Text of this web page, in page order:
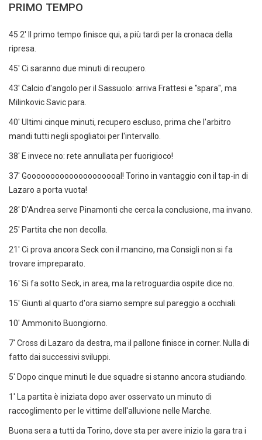
PRIMO TEMPO
45 2' Il primo tempo finisce qui, a più tardi per la cronaca della
ripresa.
45' Ci saranno due minuti di recupero.
43' Calcio d'angolo per il Sassuolo: arriva Frattesi e "spara", ma
Milinkovic Savic para.
40' Ultimi cinque minuti, recupero escluso, prima che l'arbitro
mandi tutti negli spogliatoi per l'intervallo.
38' E invece no: rete annullata per fuorigioco!
37' Goooooooooooooooooooal! Torino in vantaggio con il tap-in di
Lazaro a porta vuota!
28' D'Andrea serve Pinamonti che cerca la conclusione, ma invano.
25' Partita che non decolla.
21' Ci prova ancora Seck con il mancino, ma Consigli non si fa
trovare impreparato.
16' Si fa sotto Seck, in area, ma la retroguardia ospite dice no.
15' Giunti al quarto d'ora siamo sempre sul pareggio a occhiali.
10' Ammonito Buongiorno.
7' Cross di Lazaro da destra, ma il pallone finisce in corner. Nulla di
fatto dai successivi sviluppi.
5' Dopo cinque minuti le due squadre si stanno ancora studiando.
1' La partita è iniziata dopo aver osservato un minuto di
raccoglimento per le vittime dell'alluvione nelle Marche.
Buona sera a tutti da Torino, dove sta per avere inizio la gara tra i